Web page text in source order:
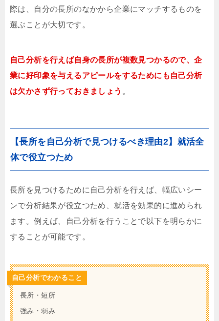
際は、自分の長所のなかから企業にマッチするものを
選ぶことが大切です。
自己分析を行えば自身の長所が複数見つかるので、企
業に好印象を与えるアピールをするためにも自己分析
は欠かさず行っておきましょう 。
【長所を自己分析で見つけるべき理由2】就活全
体で役立つため
長所を見つけるために自己分析を行えば、幅広いシー
ンで分析結果が役立つため、就活を効果的に進められ
ます。例えば、自己分析を行うことで以下を明らかに
することが可能です。
自己分析でわかること
長所・短所
強み・弱み